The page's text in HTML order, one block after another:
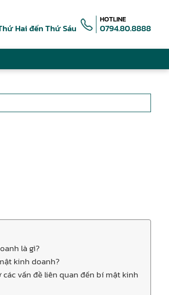
Hai đến Thứ Sáu
HOTLINE
0794.80.8888
là gì?
kinh doanh?
vấn đề liên quan đến bí mật kinh